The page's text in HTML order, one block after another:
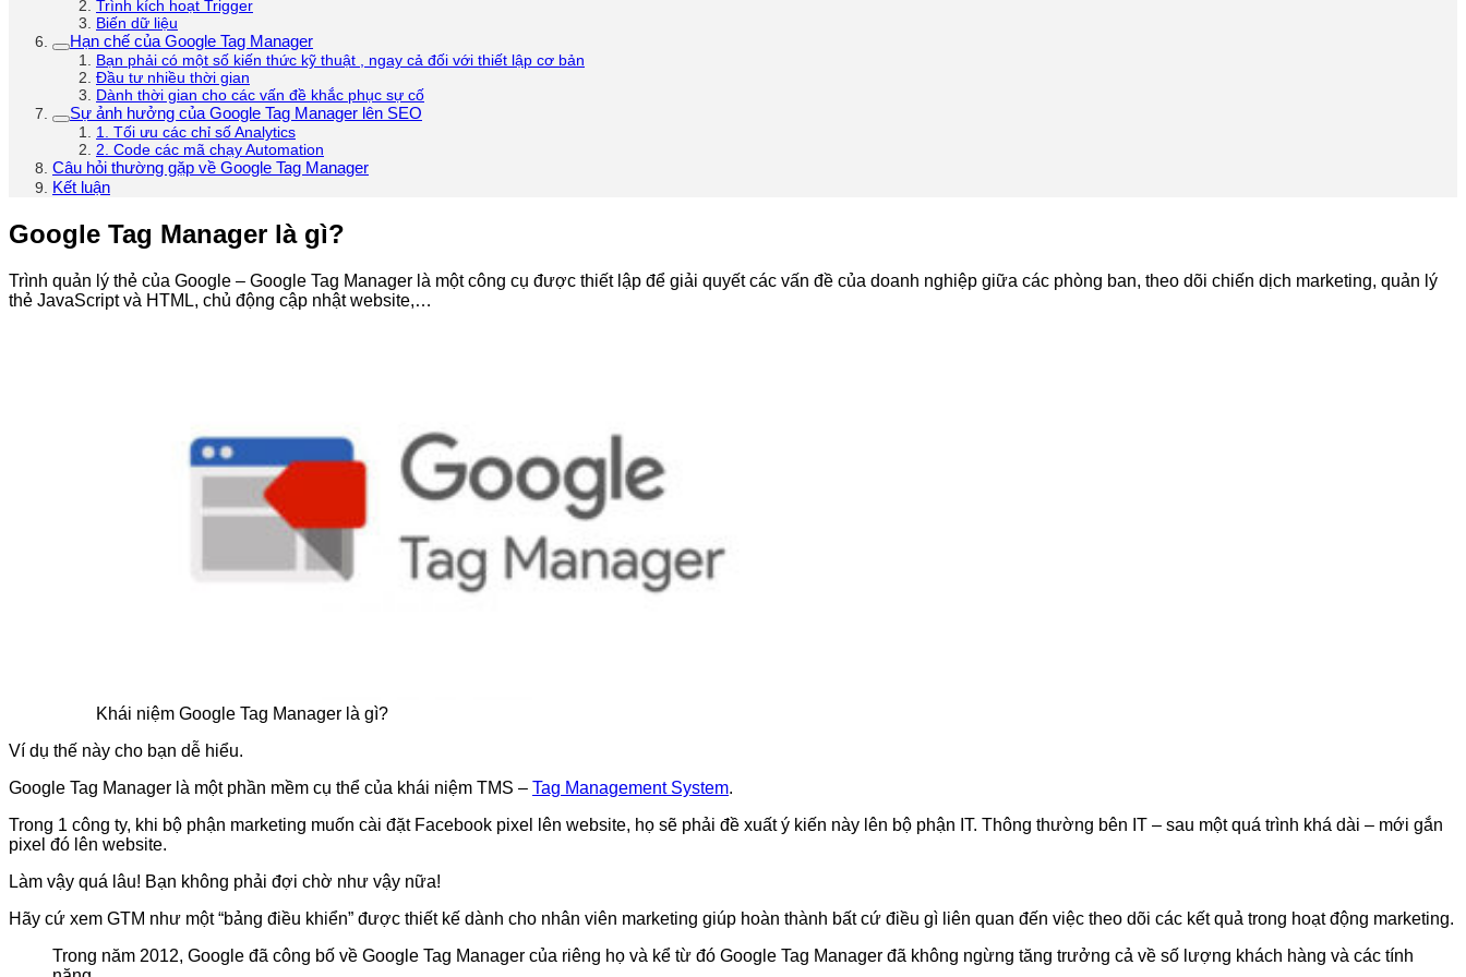
Trình kích hoạt Trigger
Biến dữ liệu
Hạn chế của Google Tag Manager
Bạn phải có một số kiến thức kỹ thuật , ngay cả đối với thiết lập cơ bản
Đầu tư nhiều thời gian
Dành thời gian cho các vấn đề khắc phục sự cố
Sự ảnh hưởng của Google Tag Manager lên SEO
1. Tối ưu các chỉ số Analytics
2. Code các mã chạy Automation
Câu hỏi thường gặp về Google Tag Manager
Kết luận
Google Tag Manager là gì?
Trình quản lý thẻ của Google – Google Tag Manager là một công cụ được thiết lập để giải quyết các vấn đề của doanh nghiệp giữa các phòng ban, theo dõi chiến dịch marketing, quản lý
thẻ JavaScript và HTML, chủ động cập nhật website,…
Khái niệm Google Tag Manager là gì?
Ví dụ thế này cho bạn dễ hiểu.
Google Tag Manager là một phần mềm cụ thể của khái niệm TMS – Tag Management System.
Trong 1 công ty, khi bộ phận marketing muốn cài đặt Facebook pixel lên website, họ sẽ phải đề xuất ý kiến này lên bộ phận IT. Thông thường bên IT – sau một quá trình khá dài – mới gắn
pixel đó lên website.
Làm vậy quá lâu! Bạn không phải đợi chờ như vậy nữa!
Hãy cứ xem GTM như một “bảng điều khiển” được thiết kế dành cho nhân viên marketing giúp hoàn thành bất cứ điều gì liên quan đến việc theo dõi các kết quả trong hoạt động marketing.
Trong năm 2012, Google đã công bố về Google Tag Manager của riêng họ và kể từ đó Google Tag Manager đã không ngừng tăng trưởng cả về số lượng khách hàng và các tính